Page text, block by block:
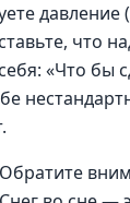
давление
что
«Что бы
Обратите